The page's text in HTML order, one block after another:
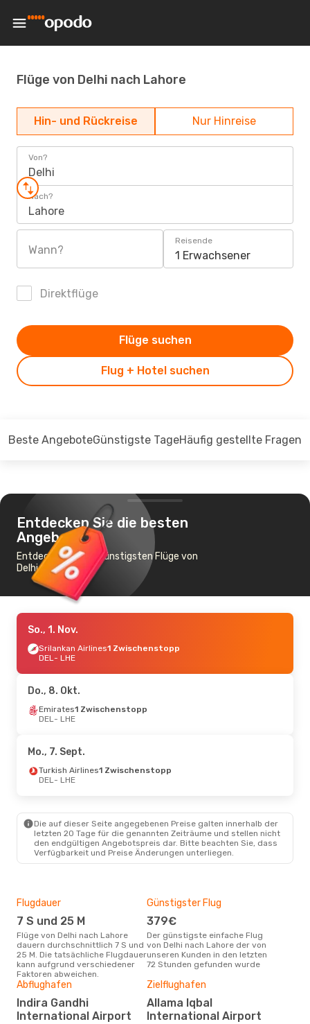
Flüge von Delhi nach Lahore
Hin- und Rückreise Nur Hinreise
Von?
Delhi
Nach?
Lahore
Wann?
Reisende
1 Erwachsener
Direktflüge
Flug + Hotel suchen
Flüge suchen
Beste AngeboteGünstigste TageHäufig gestellte Fragen
Entdecken Sie die besten
Angebote
Entdecken Sie die günstigsten Flüge von
Delhi nach Lahore
So., 1. Nov.
Srilankan Airlines1 Zwischenstopp
DEL- LHE
Do., 8. Okt.
Emirates1 Zwischenstopp
DEL- LHE
Mo., 7. Sept.
Turkish Airlines1 Zwischenstopp
DEL- LHE
Die auf dieser Seite angegebenen Preise galten innerhalb der
letzten 20 Tage für die genannten Zeiträume und stellen nicht
den endgültigen Angebotspreis dar. Bitte beachten Sie, dass
Verfügbarkeit und Preise Änderungen unterliegen.
Flugdauer
7 S und 25 M
Flüge von Delhi nach Lahore
dauern durchschnittlich 7 S und
25 M. Die tatsächliche Flugdauer
kann aufgrund verschiedener
Faktoren abweichen.
Günstigster Flug
379€
Der günstigste einfache Flug
von Delhi nach Lahore der von
unseren Kunden in den letzten
72 Stunden gefunden wurde
Abflughafen
Indira Gandhi
International Airport
Zielflughafen
Allama Iqbal
International Airport